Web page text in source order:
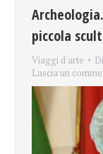
piccola
Viaggi d'arte Di
Lascia un